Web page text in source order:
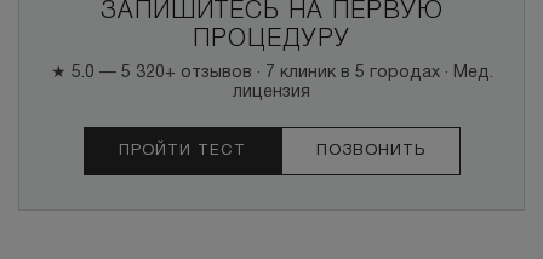
ЗАПИШИТЕСЬ НА ПЕРВУЮ
ПРОЦЕДУРУ
★ 5.0 — 5 320+ отзывов · 7 клиник в 5 городах · Мед.
лицензия
ПРОЙТИ ТЕСТ ПОЗВОНИТЬ